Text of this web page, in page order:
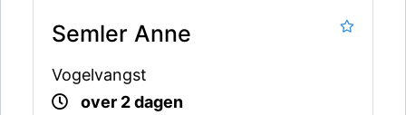
Semler Anne
Vogelvangst
over 2 dagen